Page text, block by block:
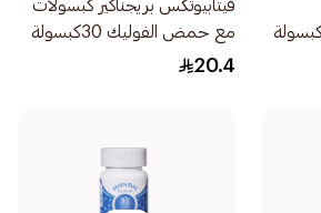
فيتابيوتكس بريجناكير كبسولات
مع حمض الفوليك 30كبسولة
20.4